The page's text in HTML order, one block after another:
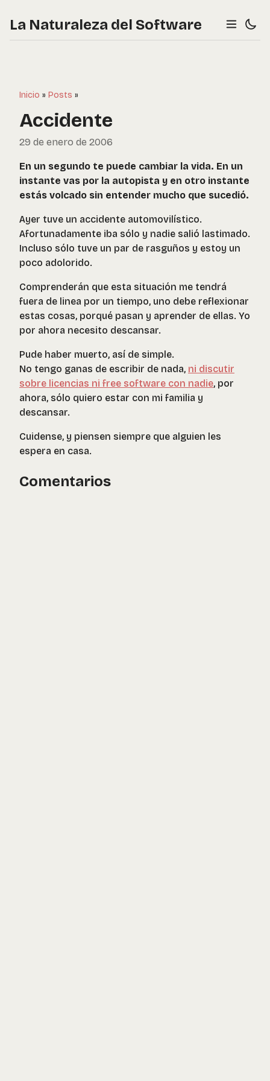
La Naturaleza del Software
Inicio » Posts »
Accidente
29 de enero de 2006
En un segundo te puede cambiar la vida. En un
instante vas por la autopista y en otro instante
estás volcado sin entender mucho que sucedió.
Ayer tuve un accidente automovilístico.
Afortunadamente iba sólo y nadie salió lastimado.
Incluso sólo tuve un par de rasguños y estoy un
poco adolorido.
Comprenderán que esta situación me tendrá
fuera de linea por un tiempo, uno debe reflexionar
estas cosas, porqué pasan y aprender de ellas. Yo
por ahora necesito descansar.
Pude haber muerto, así de simple.
No tengo ganas de escribir de nada, ni discutir
sobre licencias ni free software con nadie, por
ahora, sólo quiero estar con mi familia y
descansar.
Cuidense, y piensen siempre que alguien les
espera en casa.
Comentarios